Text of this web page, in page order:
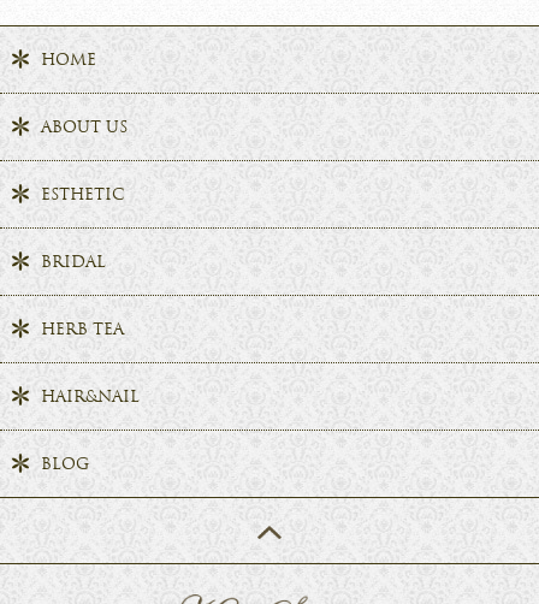
HOME
ABOUT US
ESTHETIC
BRIDAL
HERB TEA
HAIR&NAIL
BLOG